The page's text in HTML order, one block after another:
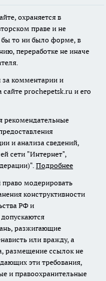
охраняется в
праве и не
бы то ни было форме, в
переработке не иначе
за комментарии и
prochepetsk.ru и его
и анализа сведений,
сети "Интернет",
Подробнее
право модерировать
конструктивности
РФ и
разжигающие
или вражду, а
размещение ссылок не
эти требования,
и правоохранительные